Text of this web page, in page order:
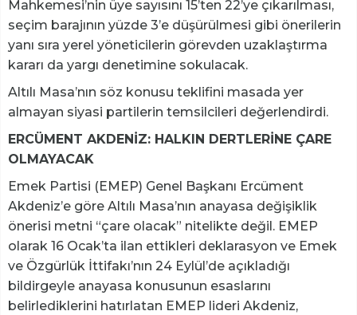
Mahkemesi’nin üye sayısını 15’ten 22’ye çıkarılması,
seçim barajının yüzde 3’e düşürülmesi gibi önerilerin
yanı sıra yerel yöneticilerin görevden uzaklaştırma
kararı da yargı denetimine sokulacak.
Altılı Masa’nın söz konusu teklifini masada yer
almayan siyasi partilerin temsilcileri değerlendirdi.
ERCÜMENT AKDENİZ: HALKIN DERTLERİNE ÇARE
OLMAYACAK
Emek Partisi (EMEP) Genel Başkanı Ercüment
Akdeniz’e göre Altılı Masa’nın anayasa değişiklik
önerisi metni “çare olacak” nitelikte değil. EMEP
olarak 16 Ocak’ta ilan ettikleri deklarasyon ve Emek
ve Özgürlük İttifakı’nın 24 Eylül’de açıkladığı
bildirgeyle anayasa konusunun esaslarını
belirlediklerini hatırlatan EMEP lideri Akdeniz,